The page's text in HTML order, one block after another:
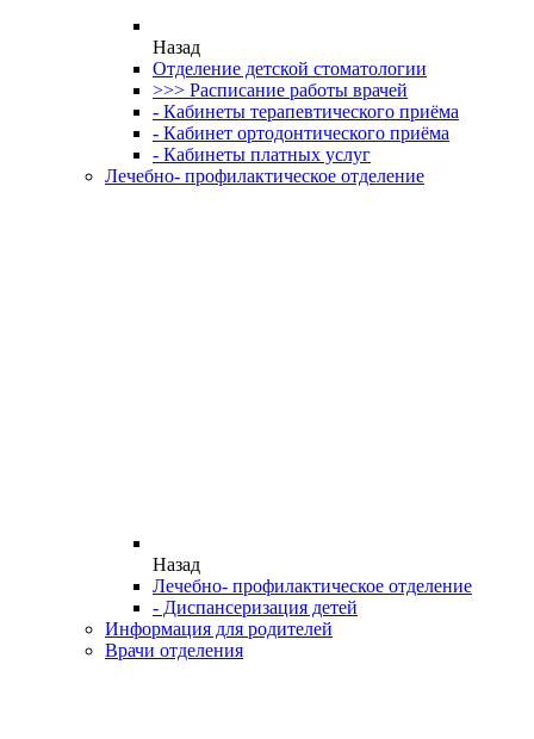
Назад
Отделение детской стоматологии
>>> Расписание работы врачей
- Кабинеты терапевтического приёма
- Кабинет ортодонтического приёма
- Кабинеты платных услуг
Лечебно- профилактическое отделение
Назад
Лечебно- профилактическое отделение
- Диспансеризация детей
Информация для родителей
Врачи отделения